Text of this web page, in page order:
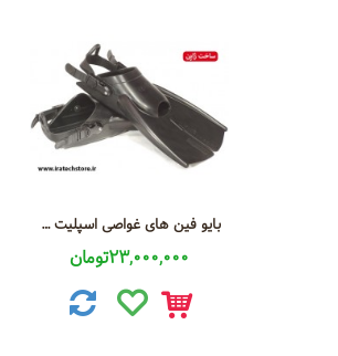
بایو فین های غواصی اسپلیت رِنجِر بند لاستیکی RS
23,000,000تومان